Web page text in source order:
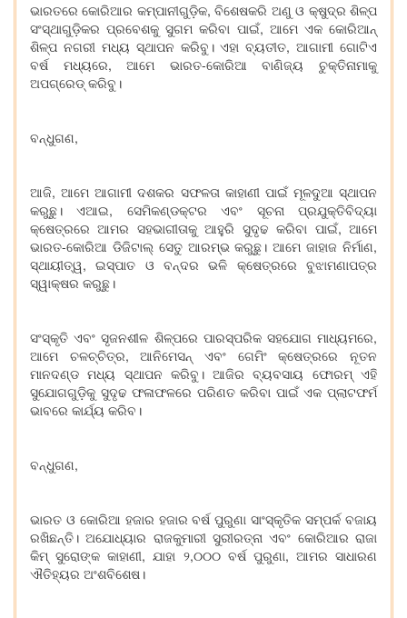
ଭାରତରେ କୋରିଆର କମ୍ପାନୀଗୁଡ଼ିକ, ବିଶେଷକରି ଅଣୁ ଓ କ୍ଷୁଦ୍ର ଶିଳ୍ପ
ସଂସ୍ଥାଗୁଡ଼ିକର ପ୍ରବେଶକୁ ସୁଗମ କରିବା ପାଇଁ, ଆମେ ଏକ କୋରିଆନ୍
ଶିଳ୍ପ ନଗରୀ ମଧ୍ୟ ସ୍ଥାପନ କରିବୁ। ଏହା ବ୍ୟତୀତ, ଆଗାମୀ ଗୋଟିଏ
ବର୍ଷ ମଧ୍ୟରେ, ଆମେ ଭାରତ-କୋରିଆ ବାଣିଜ୍ୟ ଚୁକ୍ତିନାମାକୁ
ଅପଗ୍ରେଡ୍ କରିବୁ।
ବନ୍ଧୁଗଣ,
ଆଜି, ଆମେ ଆଗାମୀ ଦଶକର ସଫଳତା କାହାଣୀ ପାଇଁ ମୂଳଦୁଆ ସ୍ଥାପନ
କରୁଛୁ। ଏଆଇ, ସେମିକଣ୍ଡକ୍ଟର ଏବଂ ସୂଚନା ପ୍ରଯୁକ୍ତିବିଦ୍ୟା
କ୍ଷେତ୍ରରେ ଆମର ସହଭାଗୀତାକୁ ଆହୁରି ସୁଦୃଢ କରିବା ପାଇଁ, ଆମେ
ଭାରତ-କୋରିଆ ଡିଜିଟାଲ୍ ସେତୁ ଆରମ୍ଭ କରୁଛୁ। ଆମେ ଜାହାଜ ନିର୍ମାଣ,
ସ୍ଥାୟୀତ୍ୱ, ଇସ୍ପାତ ଓ ବନ୍ଦର ଭଳି କ୍ଷେତ୍ରରେ ବୁଝାମଣାପତ୍ର
ସ୍ୱାକ୍ଷର କରୁଛୁ।
ସଂସ୍କୃତି ଏବଂ ସୃଜନଶୀଳ ଶିଳ୍ପରେ ପାରସ୍ପରିକ ସହଯୋଗ ମାଧ୍ୟମରେ,
ଆମେ ଚଳଚ୍ଚିତ୍ର, ଆନିମେସନ୍ ଏବଂ ଗେମିଂ କ୍ଷେତ୍ରରେ ନୂତନ
ମାନଦଣ୍ଡ ମଧ୍ୟ ସ୍ଥାପନ କରିବୁ। ଆଜିର ବ୍ୟବସାୟ ଫୋରମ୍ ଏହି
ସୁଯୋଗଗୁଡ଼ିକୁ ସୁଦୃଢ ଫଳାଫଳରେ ପରିଣତ କରିବା ପାଇଁ ଏକ ପ୍ଲାଟଫର୍ମ
ଭାବରେ କାର୍ଯ୍ୟ କରିବ।
ବନ୍ଧୁଗଣ,
ଭାରତ ଓ କୋରିଆ ହଜାର ହଜାର ବର୍ଷ ପୁରୁଣା ସାଂସ୍କୃତିକ ସମ୍ପର୍କ ବଜାୟ
ରଖିଛନ୍ତି। ଅଯୋଧ୍ୟାର ରାଜକୁମାରୀ ସୁରୀରତ୍ନା ଏବଂ କୋରିଆର ରାଜା
କିମ୍ ସୁରୋଙ୍କ କାହାଣୀ, ଯାହା ୨,୦୦୦ ବର୍ଷ ପୁରୁଣା, ଆମର ସାଧାରଣ
ଐତିହ୍ୟର ଅଂଶବିଶେଷ।